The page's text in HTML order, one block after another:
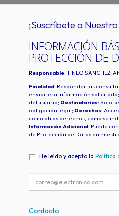
¡Suscríbete a
INFORMACIÓN
PROTECCIÓN DE
Responsable: TINEO SANCHEZ,
Finalidad: Responder las
enviarle la información
del usuario; Destinatarios: Solo
obligación legal; Derechos:
como otros derechos, como se
Información Adicional: Puede
de Protección de Datos en
He leído y acepto la Política
Contacto